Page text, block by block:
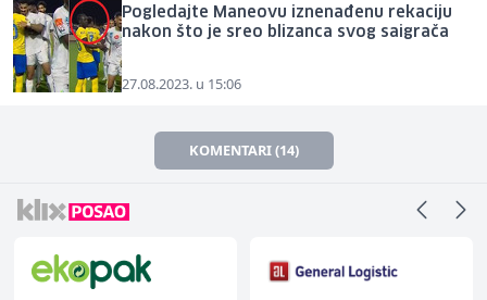
Pogledajte Maneovu iznenađenu rekaciju
nakon što je sreo blizanca svog saigrača
27.08.2023. u 15:06
KOMENTARI (14)